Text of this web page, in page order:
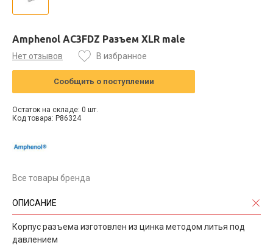
Amphenol AC3FDZ Разъем XLR male
Нет отзывов В избранное
Сообщить о поступлении
Остаток на складе: 0 шт.
Код товара: P86324
Все товары бренда
ОПИСАНИЕ
Корпус разъема изготовлен из цинка методом литья под
давлением